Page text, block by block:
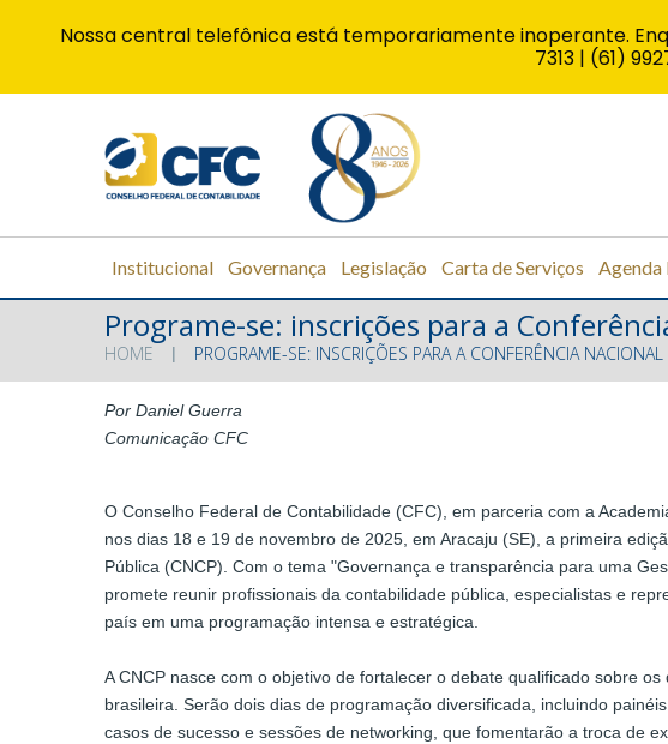
Institucional Governança Legislação Carta de Serviços Agenda
Programe-se: inscrições para a
HOME PROGRAME-SE: INSCRIÇÕES PARA A CONFERÊNCIA
Por Daniel Guerra
Comunicação CFC
O Conselho Federal de Contabilidade (CFC), em parceria com a
nos dias 18 e 19 de novembro de 2025, em Aracaju (SE), a primeira
Pública (CNCP). Com o tema "Governança e transparência para uma
promete reunir profissionais da contabilidade pública, especialistas e
país em uma programação intensa e estratégica.
A CNCP nasce com o objetivo de fortalecer o debate qualificado sobre
brasileira. Serão dois dias de programação diversificada, incluindo
casos de sucesso e sessões de networking, que fomentarão a troca de
Nossa central telefônica está temporariamente inoperante.
7313 | (61)